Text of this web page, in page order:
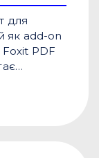
для
як add-on
PDF
Foxit.